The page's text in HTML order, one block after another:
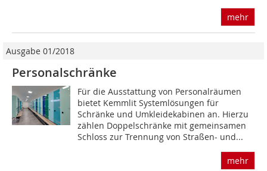
mehr
Ausgabe 01/2018
Personalschränke
Für die Ausstattung von Personalräumen
bietet Kemmlit Systemlösungen für
Schränke und Umkleidekabinen an. Hierzu
zählen Doppelschränke mit gemeinsamen
Schloss zur Trennung von Straßen- und...
mehr